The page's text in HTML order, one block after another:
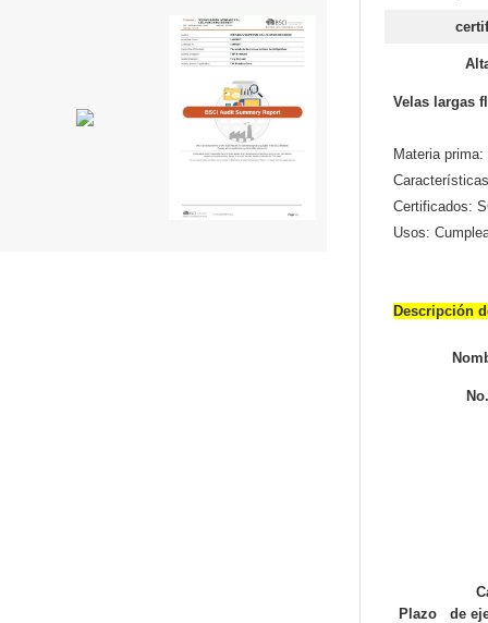
Velas largas
Materia
Certificados:
Usos:
Plazo de